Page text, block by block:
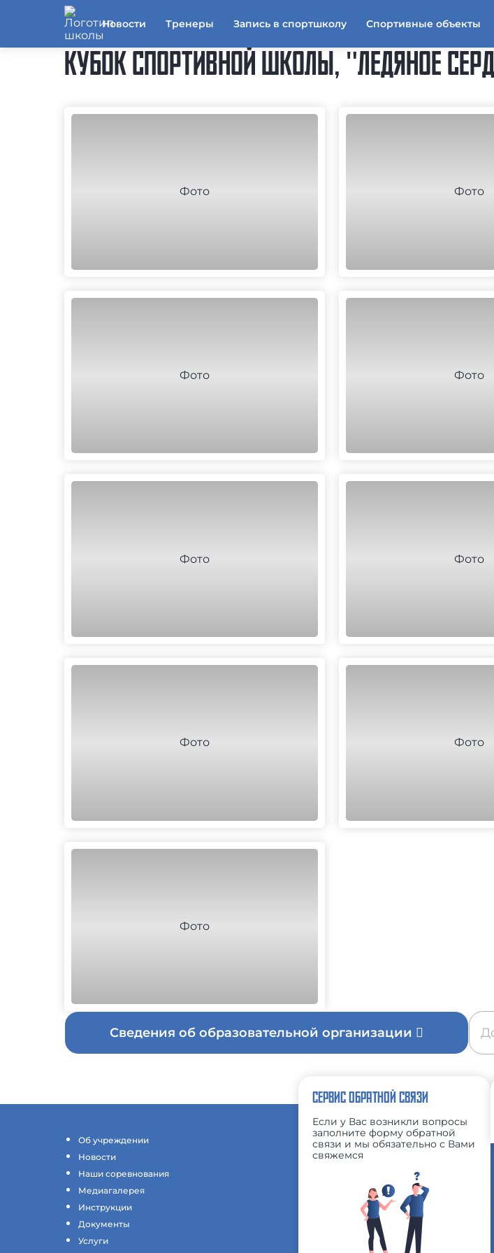
Новости Тренеры Запись в спортшколу Спортивные объекты
КУБОК СПОРТИВНОЙ ШКОЛЫ, "ЛЕДЯНОЕ
Сведения об образовательной организации
Об учреждении
Новости
Наши соревнования
Медиагалерея
Инструкции
Документы
Услуги
СЕРВИС ОБРАТНОЙ СВЯЗИ
Если у Вас возникли вопросы
заполните форму обратной
связи и мы обязательно с Вами
свяжемся